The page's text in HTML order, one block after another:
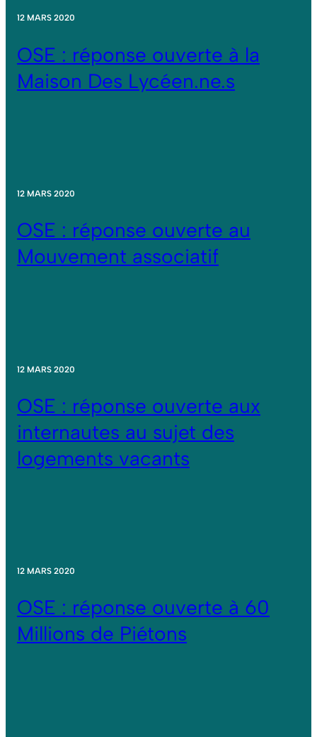
12 MARS 2020
OSE : réponse ouverte à la
Maison Des Lycéen.ne.s
12 MARS 2020
OSE : réponse ouverte au
Mouvement associatif
12 MARS 2020
OSE : réponse ouverte aux
internautes au sujet des
logements vacants
12 MARS 2020
OSE : réponse ouverte à 60
Millions de Piétons